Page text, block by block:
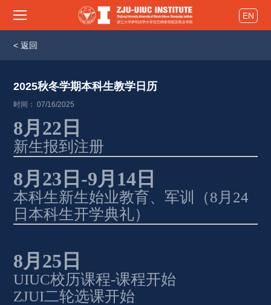
EN
< 返回
2025秋冬学期本科生教学日历
时间： 07/16/2025
8月 22 日
新生报到注册
8月 23 日 -9月 14 日
本科生新生始业教育、军训（8 月 24
日本科生开学典礼）
8月 25 日
UIUC校历课程-课程开始
ZJUI二轮选课开始